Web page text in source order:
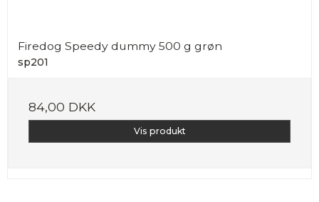
Firedog Speedy dummy 500 g grøn
sp201
84,00 DKK
Vis produkt